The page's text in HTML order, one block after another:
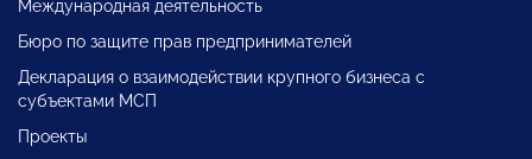
Международная деятельность
Бюро по защите прав предпринимателей
Декларация о взаимодействии крупного бизнеса с
субъектами МСП
Проекты